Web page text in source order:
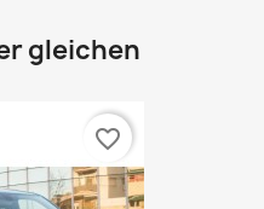
gleichen
favorite_border